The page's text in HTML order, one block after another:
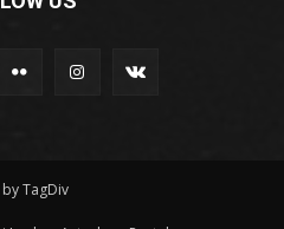
TagDiv